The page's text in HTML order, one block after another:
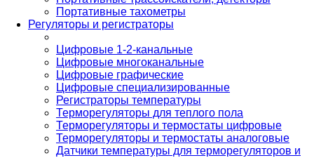
Портативные тахометры
Регуляторы и регистраторы
Цифровые 1-2-канальные
Цифровые многоканальные
Цифровые графические
Цифровые специализированные
Регистраторы температуры
Терморегуляторы для теплого пола
Терморегуляторы и термостаты цифровые
Терморегуляторы и термостаты аналоговые
Датчики температуры для терморегуляторов и